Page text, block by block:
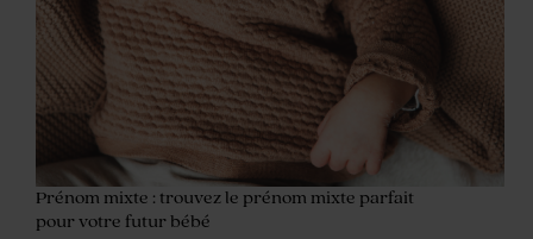
Prénom mixte : trouvez le prénom mixte parfait
pour votre futur bébé